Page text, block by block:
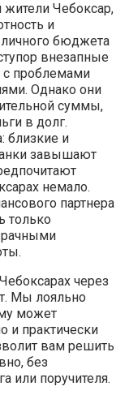
Чебоксар,
и
личного бюджета
внезапные
с проблемами
Однако они
суммы,
в долг.
близкие и
завышают
немало.
партнера
только
через
Мы лояльно
может
и практически
вам решить
без
или поручителя.